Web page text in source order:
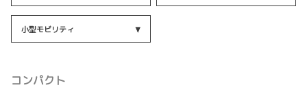
小型モビリティ
コンパクト